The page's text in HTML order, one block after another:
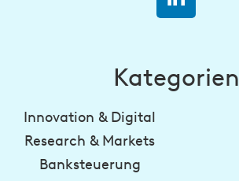
Kategorien
Innovation & Digital
Research & Markets
Banksteuerung